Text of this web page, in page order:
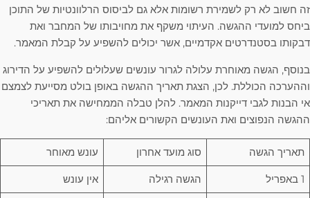
זה חשוב לא רק לשמירת רשומות אלא גם לביסוס הרלוונטיות של התוכן
ביחס למועדי ההגשה. העיתוי משקף את מחויבותו של המחבר ואת
דבקותו בסטנדרטים אקדמיים, אשר יכולים להשפיע על קבלת המאמר.
בנוסף, הגשה מאוחרת עלולה לגרור עונשים שעלולים להשפיע על הדירוג
וההערכה הכוללת. לכן, הצגת תאריך ההגשה באופן בולט מסייעת לצמצם
אי הבנות לגבי דייקנות המאמר. להלן טבלה הממחישה את תאריכי
ההגשה הנפוצים ואת העונשים הקשורים אליהם:
תאריך הגשה סוג מועד אחרון עונש מאוחר
1 באפריל הגשה רגילה אין עונש